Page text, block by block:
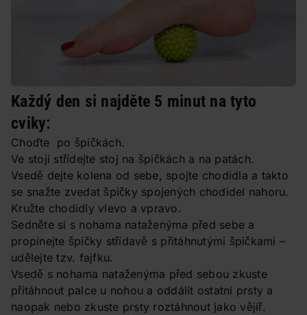
Každý den si najděte 5 minut na tyto
cviky:
Choďte po špičkách.
Ve stoji střídejte stoj na špičkách a na patách.
Vsedě dejte kolena od sebe, spojte chodidla a takto
se snažte zvedat špičky spojených chodidel nahoru.
Kružte chodidly vlevo a vpravo.
Sedněte si s nohama nataženýma před sebe a
propínejte špičky střídavě s přitáhnutými špičkami –
udělejte tzv. fajfku.
Vsedě s nohama nataženýma před sebou zkuste
přitáhnout palce u nohou a oddálit ostatní prsty a
naopak nebo zkuste prsty roztáhnout jako vějíř.